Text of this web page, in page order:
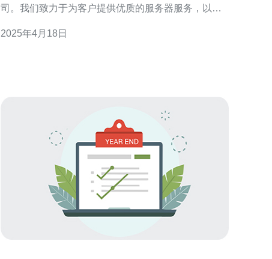
司。我们致力于为客户提供优质的服务器服务，以满
器托管服务提供商，我们注重服务器的稳定性。我们
2025年4月18日